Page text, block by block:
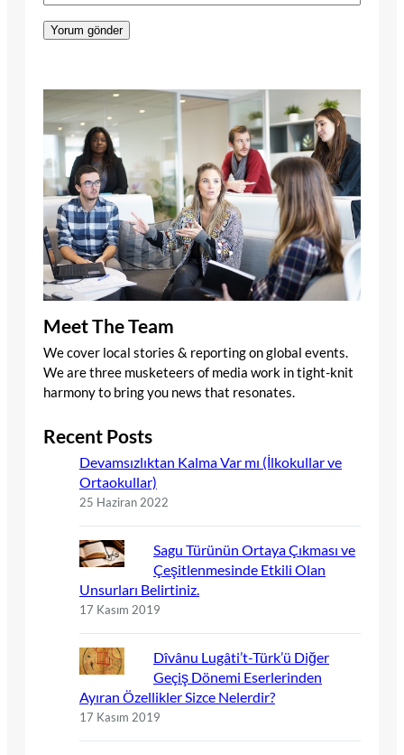
Meet The Team
We cover local stories & reporting on global events.
We are three musketeers of media work in tight-knit
harmony to bring you news that resonates.
Recent Posts
Devamsızlıktan Kalma Var mı (İlkokullar ve
Ortaokullar)
25 Haziran 2022
Sagu Türünün Ortaya Çıkması ve
Çeşitlenmesinde Etkili Olan
Unsurları Belirtiniz.
17 Kasım 2019
Dîvânu Lugâti’t-Türk’ü Diğer
Geçiş Dönemi Eserlerinden
Ayıran Özellikler Sizce Nelerdir?
17 Kasım 2019